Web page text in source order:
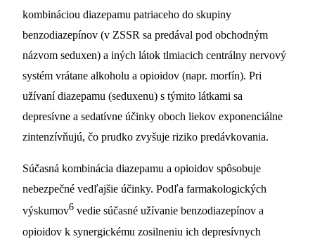
kombináciou diazepamu patriaceho do skupiny
benzodiazepínov (v ZSSR sa predával pod obchodným
názvom seduxen) a iných látok tlmiacich centrálny nervový
systém vrátane alkoholu a opioidov (napr. morfín). Pri
užívaní diazepamu (seduxenu) s týmito látkami sa
depresívne a sedatívne účinky oboch liekov exponenciálne
zintenzívňujú, čo prudko zvyšuje riziko predávkovania.
Súčasná kombinácia diazepamu a opioidov spôsobuje
nebezpečné vedľajšie účinky. Podľa farmakologických
výskumov6 vedie súčasné užívanie benzodiazepínov a
opioidov k synergickému zosilneniu ich depresívnych